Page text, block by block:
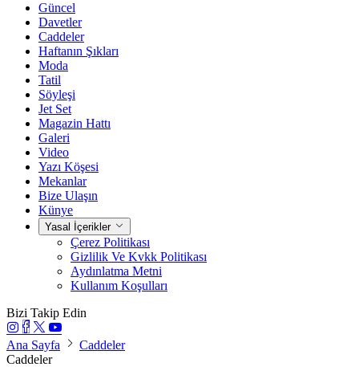
Güncel
Davetler
Caddeler
Haftanın Şıkları
Moda
Tatil
Söyleşi
Jet Set
Magazin Hattı
Galeri
Video
Yazı Köşesi
Mekanlar
Bize Ulaşın
Künye
Yasal İçerikler
Çerez Politikası
Gizlilik Ve Kvkk Politikası
Aydınlatma Metni
Kullanım Koşulları
Bizi Takip Edin
Ana Sayfa
Caddeler
Caddeler